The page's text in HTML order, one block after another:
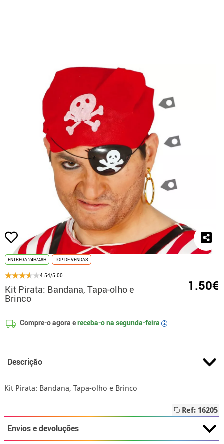
ENTREGA 24H/48H TOP DE VENDAS
4.54/5.00
Kit Pirata: Bandana, Tapa-olho e
Brinco
1.50€
Compre-o agora ereceba-o na segunda-feira i
Descrição
Kit Pirata: Bandana, Tapa-olho e Brinco
Ref: 16205
Envios e devoluções